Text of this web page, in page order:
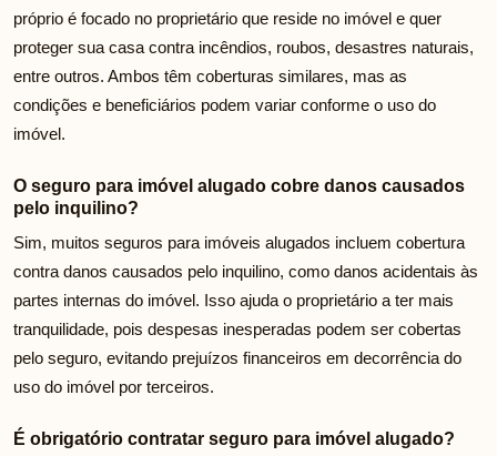
próprio é focado no proprietário que reside no imóvel e quer
proteger sua casa contra incêndios, roubos, desastres naturais,
entre outros. Ambos têm coberturas similares, mas as
condições e beneficiários podem variar conforme o uso do
imóvel.
O seguro para imóvel alugado cobre danos causados
pelo inquilino?
Sim, muitos seguros para imóveis alugados incluem cobertura
contra danos causados pelo inquilino, como danos acidentais às
partes internas do imóvel. Isso ajuda o proprietário a ter mais
tranquilidade, pois despesas inesperadas podem ser cobertas
pelo seguro, evitando prejuízos financeiros em decorrência do
uso do imóvel por terceiros.
É obrigatório contratar seguro para imóvel alugado?